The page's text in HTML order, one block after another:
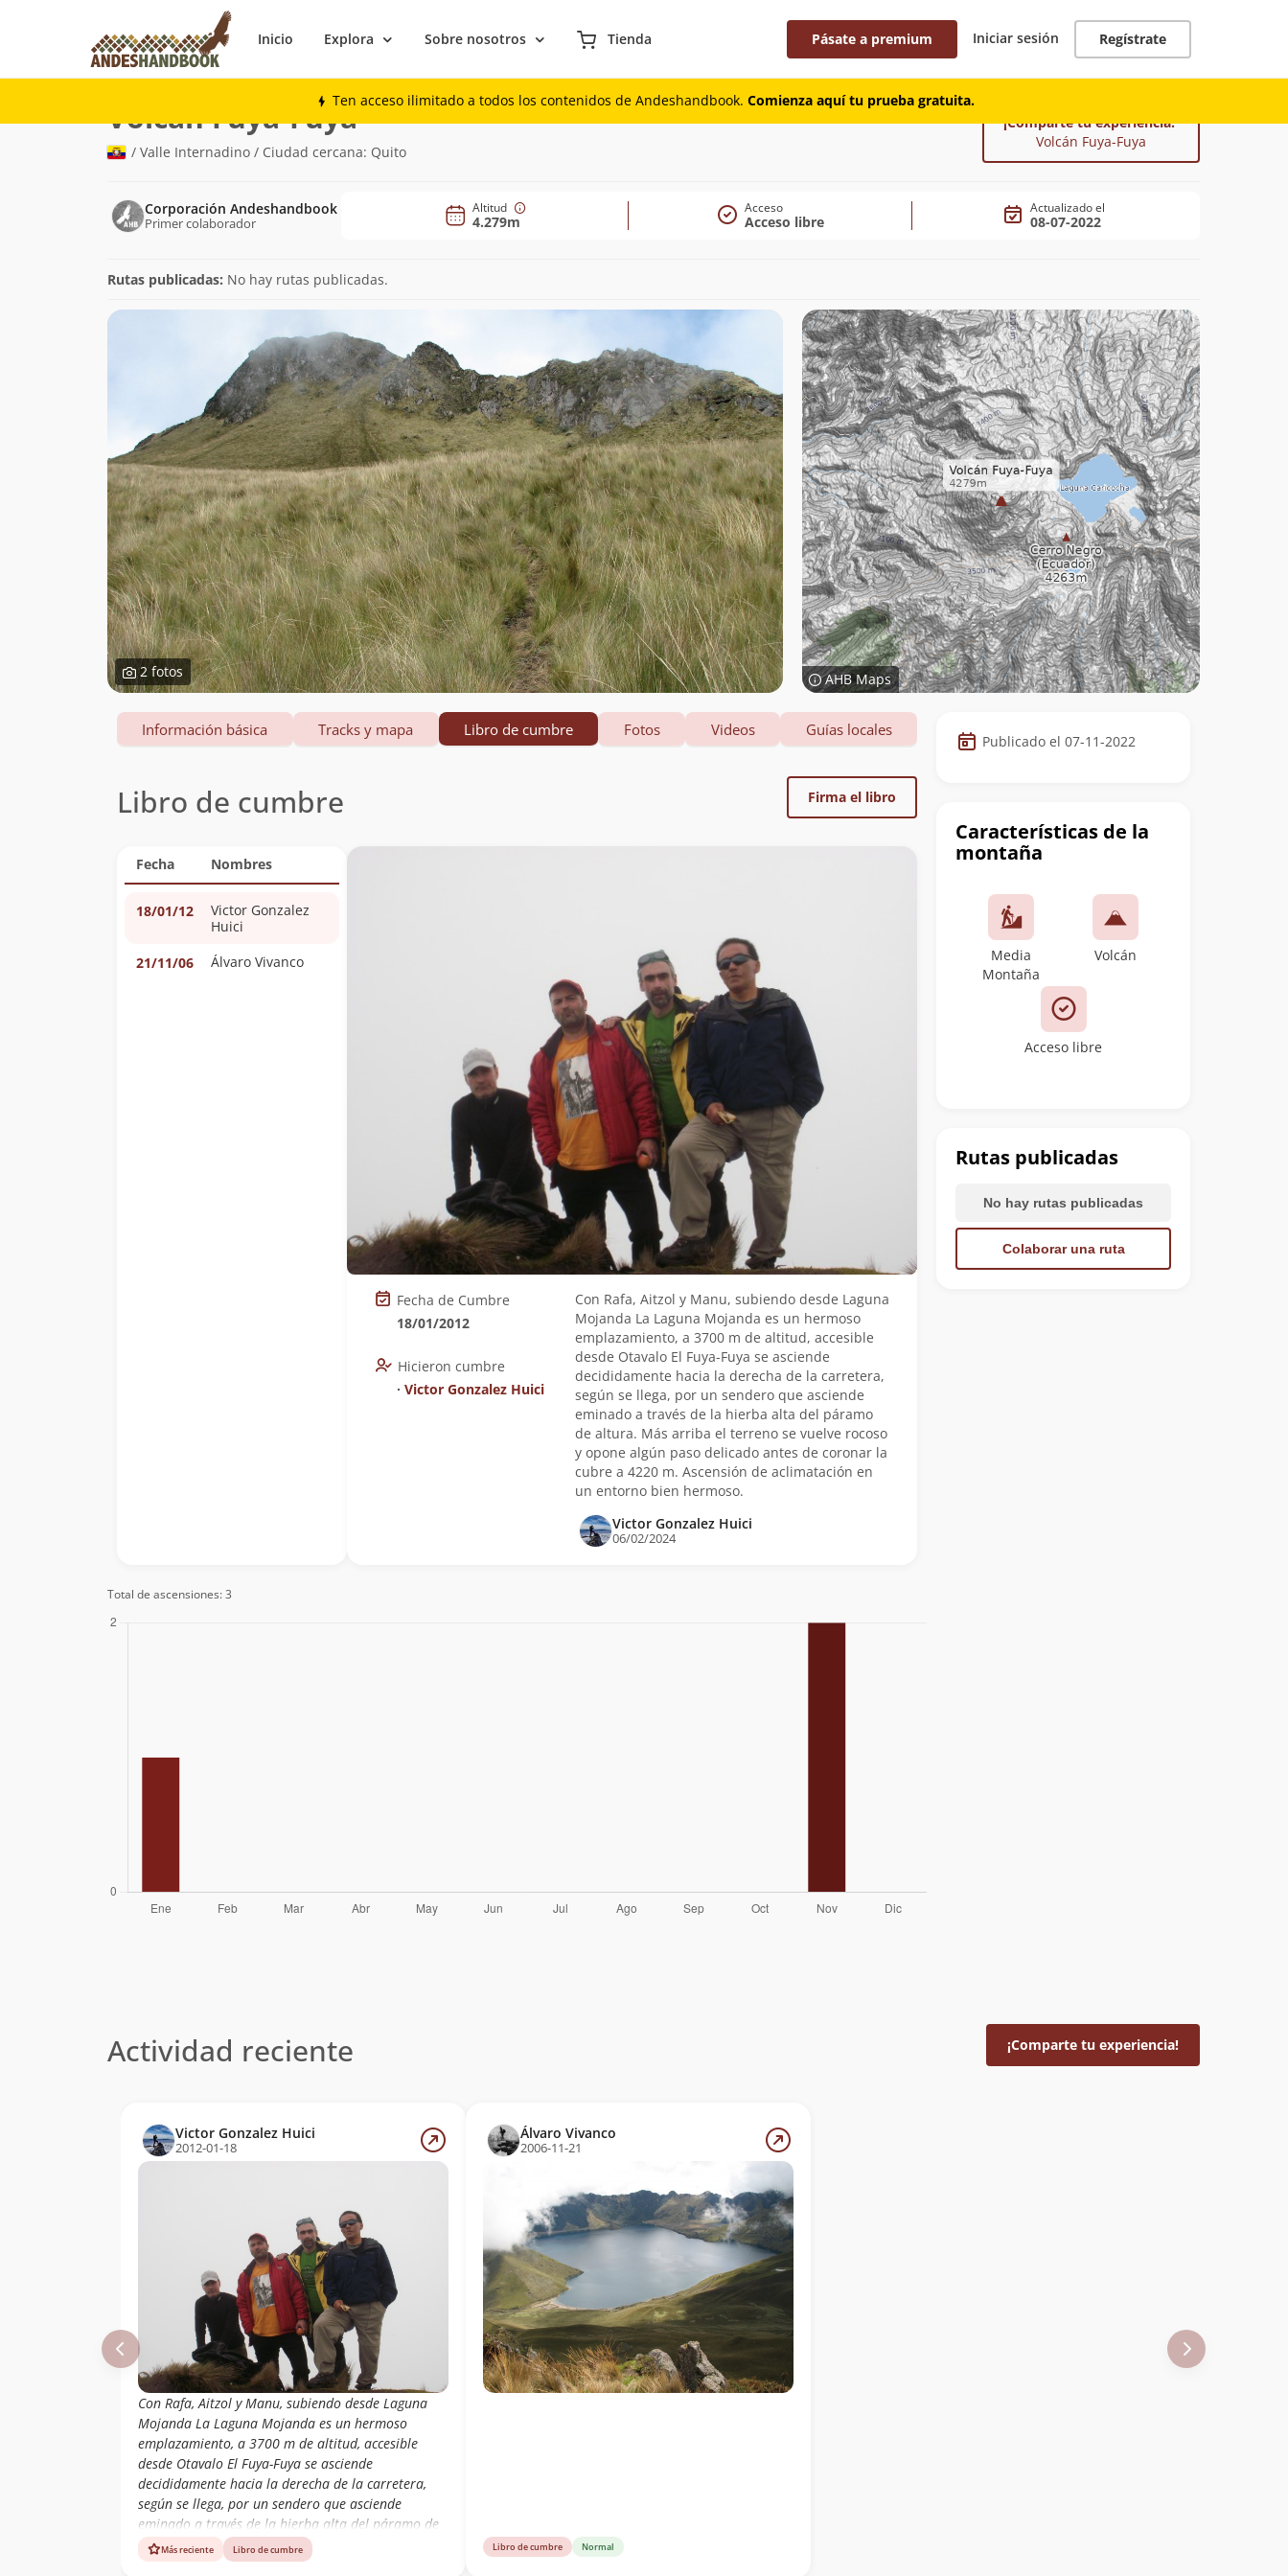
Inicio Explora Sobre nosotros Tienda Pásate a premium Iniciar sesión Regístrate
Ten acceso ilimitado a todos los contenidos de Andeshandbook. Comienza aquí tu prueba gratuita.
Montaña
Volcán Fuya-Fuya(4.279m)
/ Valle Internadino / Ciudad cercana: Quito
¡Comparte tu experiencia!
Volcán Fuya-Fuya
Corporación Andeshandbook
Primer colaborador
Altitud
4.279m
Acceso
Acceso libre
Actualizado el
08-07-2022
Rutas publicadas: No hay rutas publicadas.
2 fotos AHB Maps
Datos
de
cumbre
Publicado el 07-11-2022
Características de la
montaña
Media
Montaña
Volcán
Acceso libre
Rutas publicadas
No hay rutas publicadas
Colaborar una ruta
Información básica Tracks y mapa Libro de cumbre Fotos Videos Guías locales
Libro de cumbre Firma el libro
Fecha Nombres
18/01/12
Victor Gonzalez
Huici
21/11/06
Álvaro Vivanco
Fecha de Cumbre
18/01/2012
Hicieron cumbre
∙ Victor Gonzalez Huici
Con Rafa, Aitzol y Manu, subiendo desde Laguna
Mojanda La Laguna Mojanda es un hermoso
emplazamiento, a 3700 m de altitud, accesible
desde Otavalo El Fuya-Fuya se asciende
decididamente hacia la derecha de la carretera,
según se llega, por un sendero que asciende
eminado a través de la hierba alta del páramo
de altura. Más arriba el terreno se vuelve rocoso
y opone algún paso delicado antes de coronar la
cubre a 4220 m. Ascensión de aclimatación en
un entorno bien hermoso.
Victor Gonzalez Huici
06/02/2024
Total de ascensiones: 3
Actividad reciente ¡Comparte tu experiencia!
Victor Gonzalez Huici
2012-01-18
Con Rafa, Aitzol y Manu, subiendo desde Laguna
Mojanda La Laguna Mojanda es un hermoso
emplazamiento, a 3700 m de altitud, accesible
desde Otavalo El Fuya-Fuya se asciende
decididamente hacia la derecha de la carretera,
según se llega, por un sendero que asciende
eminado a través de la hierba alta del páramo de
altura. Más arriba el terreno se vuelve rocoso y
opone algún paso delicado antes de coronar la
Más reciente Libro de cumbre
Álvaro Vivanco
2006-11-21
Libro de cumbre Normal